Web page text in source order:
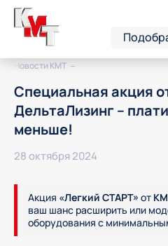
Новости KMT
Специальная акция
ДельтаЛизинг –
меньше!
28 октября 2024
Акция «Легкий СТАРТ» от
ваш шанс расширить или
оборудования с